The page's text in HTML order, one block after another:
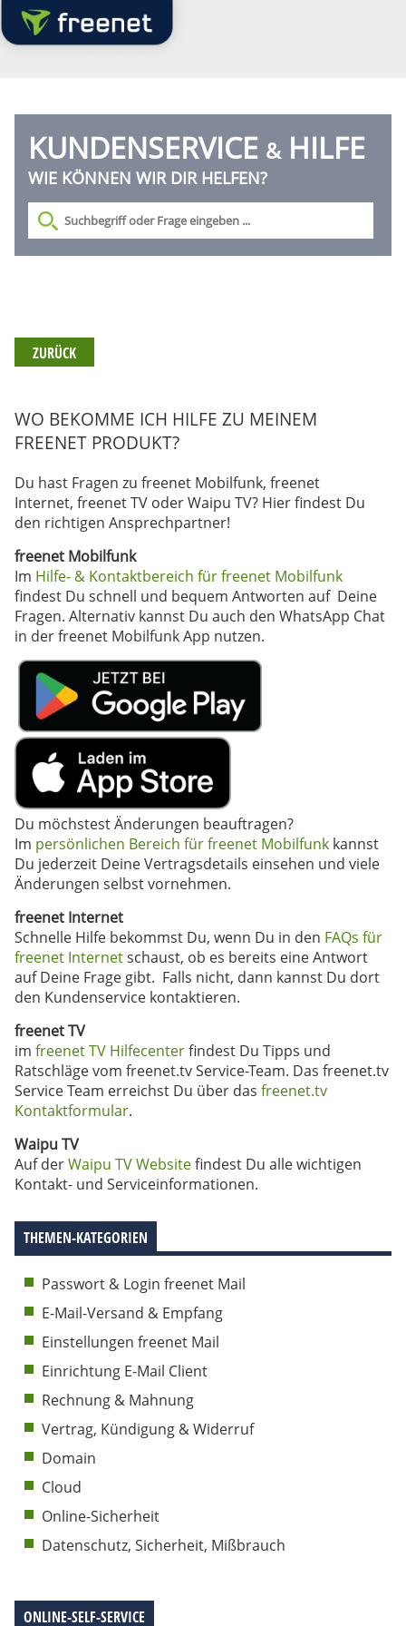
KUNDENSERVICE &HILFE
WIE KÖNNEN WIR DIR HELFEN?
ZURÜCK
WO BEKOMME ICH HILFE ZU MEINEM
FREENET PRODUKT?
Du hast Fragen zu freenet Mobilfunk, freenet
Internet, freenet TV oder Waipu TV? Hier findest Du
den richtigen Ansprechpartner!
freenet Mobilfunk
Im Hilfe- & Kontaktbereich für freenet Mobilfunk
findest Du schnell und bequem Antworten auf Deine
Fragen. Alternativ kannst Du auch den WhatsApp Chat
in der freenet Mobilfunk App nutzen.
Du möchstest Änderungen beauftragen?
Im persönlichen Bereich für freenet Mobilfunk kannst
Du jederzeit Deine Vertragsdetails einsehen und viele
Änderungen selbst vornehmen.
freenet Internet
Schnelle Hilfe bekommst Du, wenn Du in den FAQs für
freenet Internetschaust, ob es bereits eine Antwort
auf Deine Frage gibt. Falls nicht, dann kannst Du dort
den Kundenservice kontaktieren.
freenet TV
imfreenet TV Hilfecenterfindest Du Tipps und
Ratschläge vom freenet.tv Service-Team. Das freenet.tv
Service Team erreichst Du über dasfreenet.tv
Kontaktformular.
Waipu TV
Auf derWaipu TV Websitefindest Du alle wichtigen
Kontakt- und Serviceinformationen.
THEMEN-KATEGORIEN
Passwort & Login freenet Mail
E-Mail-Versand & Empfang
Einstellungen freenet Mail
Einrichtung E-Mail Client
Rechnung & Mahnung
Vertrag, Kündigung & Widerruf
Domain
Cloud
Online-Sicherheit
Datenschutz, Sicherheit, Mißbrauch
ONLINE-SELF-SERVICE